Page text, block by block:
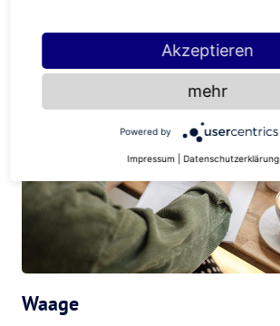
dein Moment,Jungfrau!
Waage
Akzeptieren
mehr
Powered by
Impressum Datenschutzerklärung